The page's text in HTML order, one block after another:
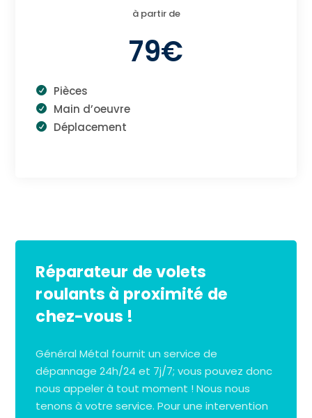
à partir de
79€
Pièces
Main d’oeuvre
Déplacement
Réparateur de volets
roulants à proximité de
chez-vous !
Général Métal fournit un service de
dépannage 24h/24 et 7j/7; vous pouvez donc
nous appeler à tout moment ! Nous nous
tenons à votre service. Pour une intervention